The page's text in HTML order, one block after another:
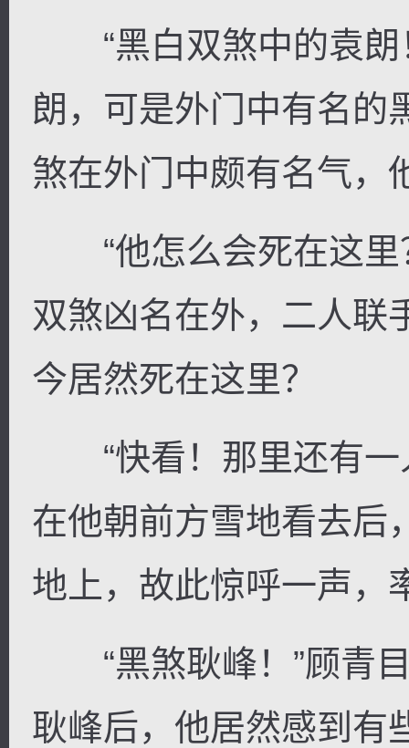
“黑白双煞中的袁朗
朗，可是外门中有名的
煞在外门中颇有名气，
“他怎么会死在这里
双煞凶名在外，二人联
今居然死在这里？
“快看！那里还有一
在他朝前方雪地看去后
地上，故此惊呼一声，
“黑煞耿峰！”顾青目
耿峰后，他居然感到有